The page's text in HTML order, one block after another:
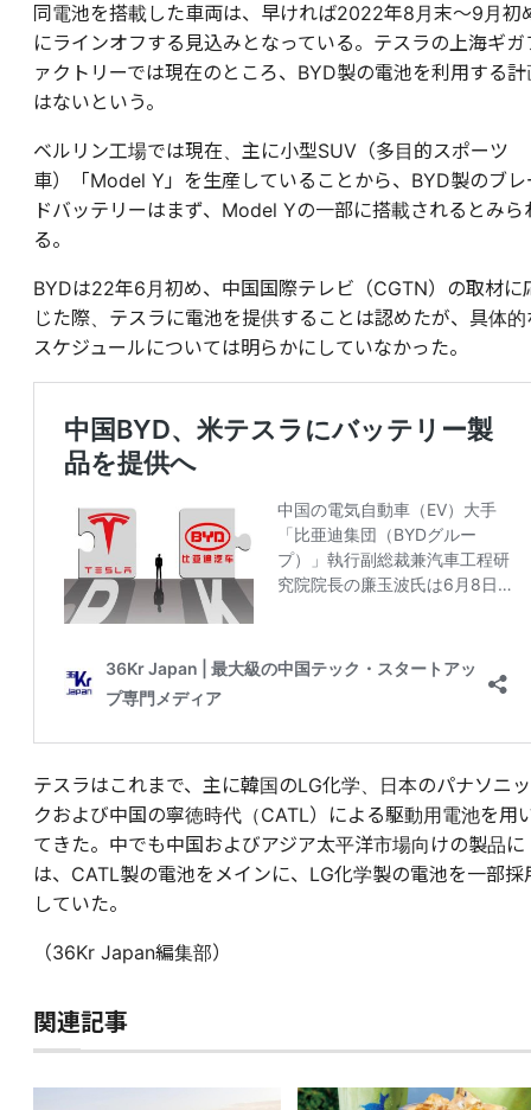
同電池を搭載した車両は、早ければ2022年8月末～9月初
にラインオフする見込みとなっている。テスラの上海ギガ
ァクトリーでは現在のところ、BYD製の電池を利用する計
はないという。
ベルリン工場では現在、主に小型SUV（多目的スポーツ
車）「Model Y」を生産していることから、BYD製のブレ
ドバッテリーはまず、Model Yの一部に搭載されるとみら
る。
BYDは22年6月初め、中国国際テレビ（CGTN）の取材に
じた際、テスラに電池を提供することは認めたが、具体的
スケジュールについては明らかにしていなかった。
テスラはこれまで、主に韓国のLG化学、日本のパナソニッ
クおよび中国の寧徳時代（CATL）による駆動用電池を用
てきた。中でも中国およびアジア太平洋市場向けの製品に
は、CATL製の電池をメインに、LG化学製の電池を一部採
していた。
（36Kr Japan編集部）
関連記事